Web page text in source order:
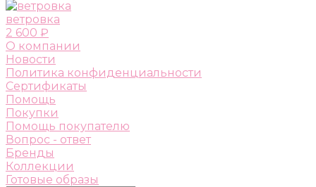
ветровка
2 600 ₽
О компании
Новости
Политика конфиденциальности
Сертификаты
Помощь
Покупки
Помощь покупателю
Вопрос - ответ
Бренды
Коллекции
Готовые образы